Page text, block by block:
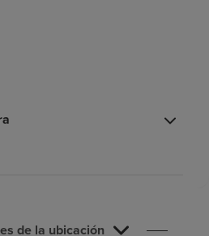
de la ubicación